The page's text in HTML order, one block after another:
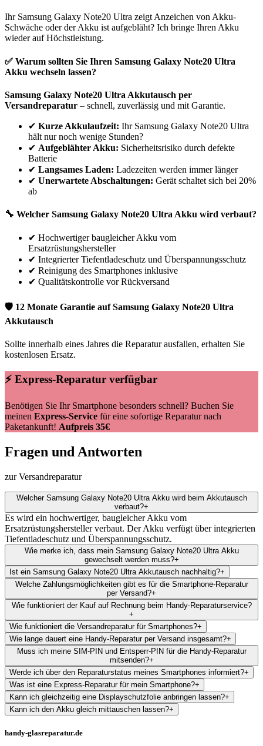
Ihr Samsung Galaxy Note20 Ultra zeigt Anzeichen von Akku-
Schwäche oder der Akku ist aufgebläht? Ich bringe Ihren Akku
wieder auf Höchstleistung.
✅ Warum sollten Sie Ihren Samsung Galaxy Note20 Ultra
Akku wechseln lassen?
Samsung Galaxy Note20 Ultra Akkutausch per
Versandreparatur – schnell, zuverlässig und mit Garantie.
✔ Kurze Akkulaufzeit: Ihr Samsung Galaxy Note20 Ultra
hält nur noch wenige Stunden?
✔ Aufgeblähter Akku: Sicherheitsrisiko durch defekte
Batterie
✔ Langsames Laden: Ladezeiten werden immer länger
✔ Unerwartete Abschaltungen: Gerät schaltet sich bei 20%
ab
🔧 Welcher Samsung Galaxy Note20 Ultra Akku wird verbaut?
✔ Hochwertiger baugleicher Akku vom
Ersatzrüstungshersteller
✔ Integrierter Tiefentladeschutz und Überspannungsschutz
✔ Reinigung des Smartphones inklusive
✔ Qualitätskontrolle vor Rückversand
🛡 12 Monate Garantie aufSamsung Galaxy Note20 Ultra
Akkutausch
Sollte innerhalb eines Jahres die Reparatur ausfallen, erhalten Sie
kostenlosen Ersatz.
⚡ Express-Reparatur verfügbar
Benötigen Sie Ihr Smartphone besonders schnell? Buchen Sie
meinen Express-Service für eine sofortige Reparatur nach
Paketankunft! Aufpreis 35€
Fragen und Antworten
zur Versandreparatur
Welcher Samsung Galaxy Note20 Ultra Akku wird beim Akkutausch
verbaut?+
Es wird ein hochwertiger, baugleicher Akku vom
Ersatzrüstungshersteller verbaut. Der Akku verfügt über integrierten
Tiefentladeschutz und Überspannungsschutz.
Wie merke ich, dass mein Samsung Galaxy Note20 Ultra Akku
gewechselt werden muss?+
Ist ein Samsung Galaxy Note20 Ultra Akkutausch nachhaltig?+
Welche Zahlungsmöglichkeiten gibt es für die Smartphone-Reparatur
per Versand?+
Wie funktioniert der Kauf auf Rechnung beim Handy-Reparaturservice?
+
Wie funktioniert die Versandreparatur für Smartphones?+
Wie lange dauert eine Handy-Reparatur per Versand insgesamt?+
Muss ich meine SIM-PIN und Entsperr-PIN für die Handy-Reparatur
mitsenden?+
Werde ich über den Reparaturstatus meines Smartphones informiert?+
Was ist eine Express-Reparatur für mein Smartphone?+
Kann ich gleichzeitig eine Displayschutzfolie anbringen lassen?+
Kann ich den Akku gleich mittauschen lassen?+
handy-glasreparatur.de